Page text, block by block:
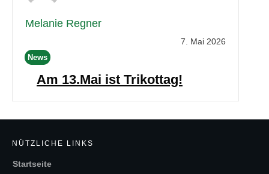
Melanie Regner
7. Mai 2026
News
Am 13.Mai ist Trikottag!
NÜTZLICHE LINKS
Startseite